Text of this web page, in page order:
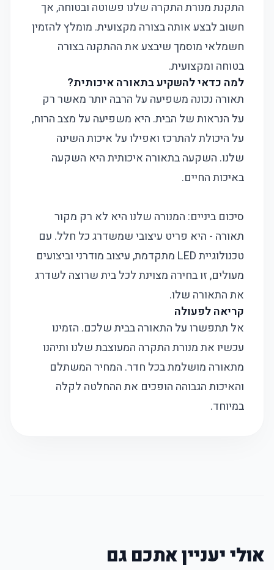
התקנת מנורת התקרה שלנו פשוטה ובטוחה, אך
חשוב לבצע אותה בצורה מקצועית. מומלץ להזמין
חשמלאי מוסמך שיבצע את ההתקנה בצורה
בטוחה ומקצועית.
למה כדאי להשקיע בתאורה איכותית?
תאורה נכונה משפיעה על הרבה יותר מאשר רק
על הנראות של הבית. היא משפיעה על מצב הרוח,
על היכולת להתרכז ואפילו על איכות השינה
שלנו. השקעה בתאורה איכותית היא השקעה
באיכות החיים.
סיכום ביניים: המנורה שלנו היא לא רק מקור
תאורה - היא פריט עיצובי שמשדרג כל חלל. עם
טכנולוגיית LED מתקדמת, עיצוב מודרני וביצועים
מעולים, זו בחירה מצוינת לכל בית שרוצה לשדרג
את התאורה שלו.
קריאה לפעולה
אל תתפשרו על התאורה בבית שלכם. הזמינו
עכשיו את מנורת התקרה המעוצבת שלנו ותיהנו
מתאורה מושלמת בכל חדר. המחיר המשתלם
והאיכות הגבוהה הופכים את ההחלטה לקלה
במיוחד.
אולי יעניין אתכם גם